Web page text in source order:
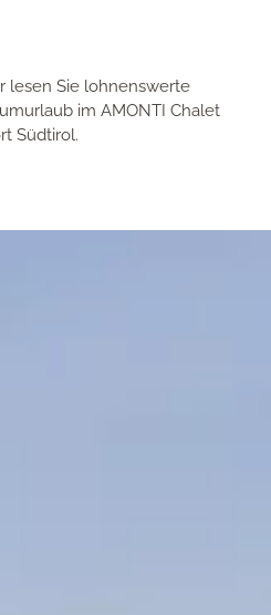
lesen Sie lohnenswerte
im AMONTI Chalet
Südtirol.